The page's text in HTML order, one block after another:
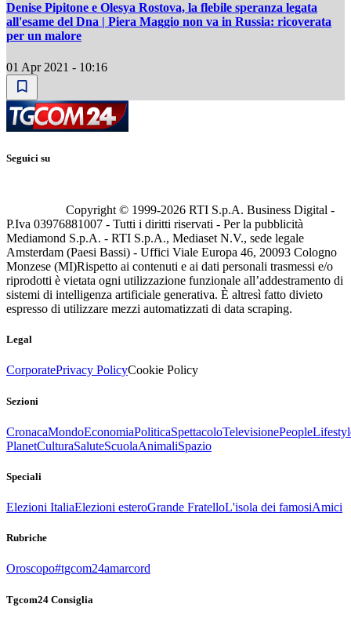
Denise Pipitone e Olesya Rostova, la flebile speranza legata
all'esame del Dna | Piera Maggio non va in Russia: ricoverata
per un malore
01 Apr 2021 - 10:16
Seguici su
Copyright © 1999-2026 RTI S.p.A. Business Digital -
P.Iva 03976881007 - Tutti i diritti riservati - Per la pubblicità
Mediamond S.p.A. - RTI S.p.A., Mediaset N.V., sede legale
Amsterdam (Paesi Bassi) - Uffici Viale Europa 46, 20093 Cologno
Monzese (MI)Rispetto ai contenuti e ai dati personali trasmessi e/o
riprodotti è vietata ogni utilizzazione funzionale all’addestramento di
sistemi di intelligenza artificiale generativa. È altresì fatto divieto
espresso di utilizzare mezzi automatizzati di data scraping.
Legal
CorporatePrivacy PolicyCookie Policy
Sezioni
CronacaMondoEconomiaPoliticaSpettacoloTelevisionePeople
PlanetCulturaSaluteScuolaAnimaliSpazio
Speciali
Elezioni ItaliaElezioni esteroGrande FratelloL'isola dei famosiAmici
Rubriche
Oroscopo#tgcom24amarcord
Tgcom24 Consiglia